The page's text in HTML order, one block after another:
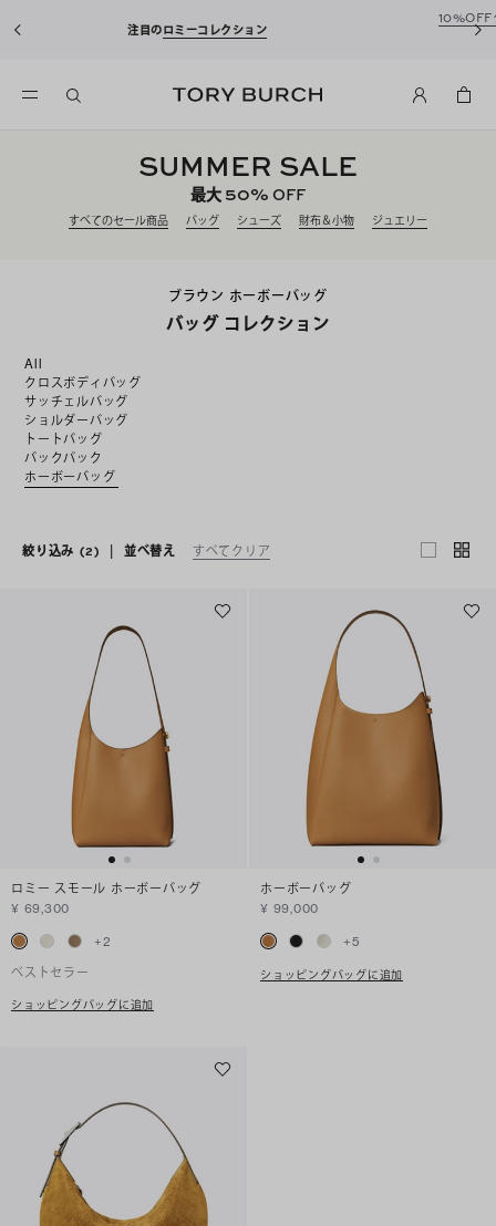
ロミーコレクション
10%OFFクーポンをプレゼント！新
込)以上のお買い物に
SUMMER SALE
最大50% OFF
すべてのセール商品 バッグ シューズ 財布＆小物 ジュエリー
ブラウン ホーボーバッグ
バッグ コレクション
All
クロスボディバッグ
サッチェルバッグ
ショルダーバッグ
トートバッグ
バックパック
ホーボーバッグ
絞り込み (2) | 並べ替え すべてクリア
ロミー スモール ホーボーバッグ
¥ 69,300
+2
ベストセラー
ショッピングバッグに追加
ホーボーバッグ
¥ 99,000
+5
ショッピングバッグに追加